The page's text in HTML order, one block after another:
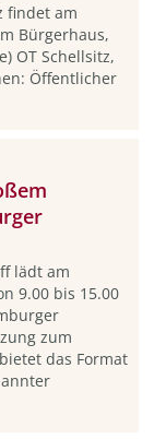
findet am
Bürgerhaus,
OT Schellsitz,
Öffentlicher
lädt am
9.00 bis 15.00
zum
das Format